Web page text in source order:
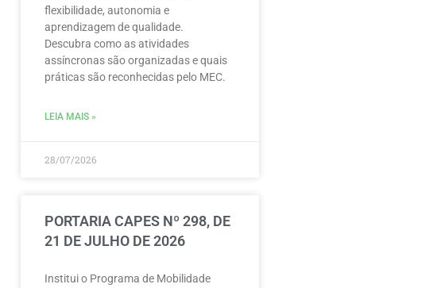
flexibilidade, autonomia e
aprendizagem de qualidade.
Descubra como as atividades
assíncronas são organizadas e quais
práticas são reconhecidas pelo MEC.
LEIA MAIS »
28/07/2026
PORTARIA CAPES Nº 298, DE
21 DE JULHO DE 2026
Institui o Programa de Mobilidade